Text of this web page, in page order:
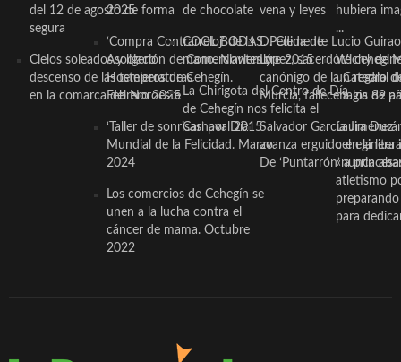
del 12 de agosto de forma
segura
Cielos soleados y ligero
descenso de las temperaturas
en la comarca del Noroeste
2025
‘Compra Contrarreloj’ de la
Asociación de Comerciantes y
Hosteleros de Cehegín.
Febrero 2025
‘Taller de sonrisas’ por Día
Mundial de la Felicidad. Marzo
2024
Los comercios de Cehegín se
unen a la lucha contra el
cáncer de mama. Octubre
2022
de chocolate
COOL BODAS. Pedida de
mano. Noviembre 2015
La Chirigota del Centro de Día
de Cehegín nos felicita el
Carnaval 2015
vena y leyes
D. Clemente Lucio Guirao
López, sacerdote
canónigo de la Catedral
Murcia, fallece a los 89
Salvador García Jiménez
avanza erguido en la
De ‘Puntarrón’ a
hubiera
...
Wichy de
un regalo
magia de
Laura
ceheginera
«nunca
atletismo
para